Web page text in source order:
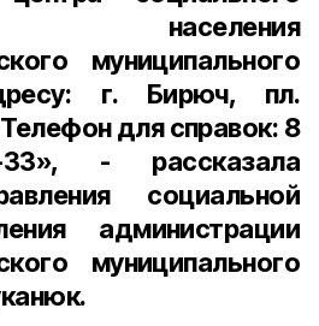
населения
муниципального
г. Бирюч, пл.
для справок: 8
- рассказала
социальной
администрации
муниципального